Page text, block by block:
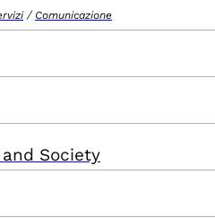
/ Comunicazione
Society